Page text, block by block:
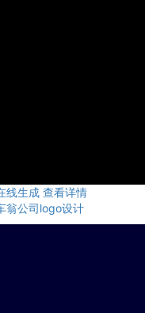
线生成 查看详情
翁公司logo设计